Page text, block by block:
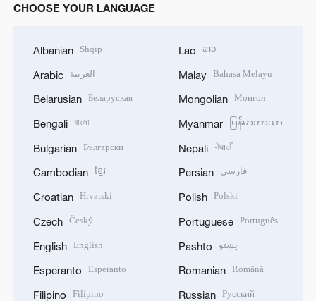
CHOOSE YOUR LANGUAGE
Albanian Shqip
Arabic العربية
Belarusian Беларуская
Bengali বাংলা
Bulgarian Български
Cambodian ខ្មែរ
Croatian Hrvatski
Czech Český
English English
Esperanto Esperanto
Filipino Filipino
Lao ລາວ
Malay Bahasa Melayu
Mongolian Монгол
Myanmar မြန်မာဘာသာ
Nepali नेपाली
Persian فارسی
Polish Polski
Portuguese Português
Pashto پښتو
Romanian Română
Russian Русский